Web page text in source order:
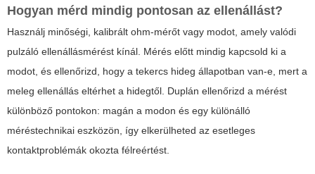
Hogyan mérd mindig pontosan az ellenállást?
Használj minőségi, kalibrált ohm-mérőt vagy modot, amely valódi
pulzáló ellenállásmérést kínál. Mérés előtt mindig kapcsold ki a
modot, és ellenőrizd, hogy a tekercs hideg állapotban van-e, mert a
meleg ellenállás eltérhet a hidegtől. Duplán ellenőrizd a mérést
különböző pontokon: magán a modon és egy különálló
méréstechnikai eszközön, így elkerülheted az esetleges
kontaktproblémák okozta félreértést.